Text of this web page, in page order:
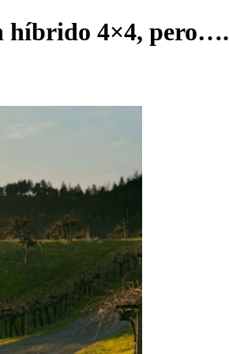
híbrido 4×4, pero….